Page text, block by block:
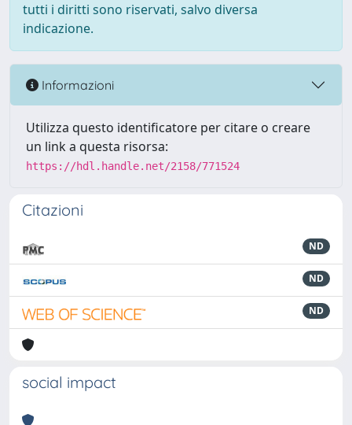
tutti i diritti sono riservati, salvo diversa
indicazione.
Informazioni
Utilizza questo identificatore per citare o creare
un link a questa risorsa:
https://hdl.handle.net/2158/771524
Citazioni
ND
ND
ND
social impact